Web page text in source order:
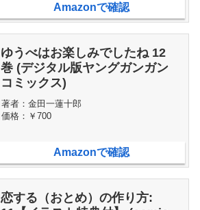
Amazonで確認
ゆうべはお楽しみでしたね 12
巻 (デジタル版ヤングガンガン
コミックス)
著者： 金田一蓮十郎
価格： ￥700
Amazonで確認
恋する（おとめ）の作り方: